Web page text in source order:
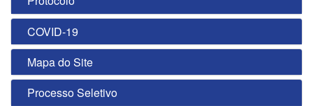
COVID-19
Mapa do Site
Processo Seletivo